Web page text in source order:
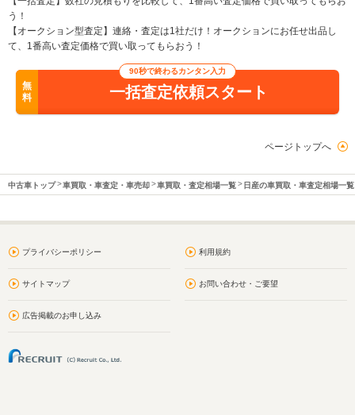
う！
【オークション型査定】連絡・査定は1社だけ！オークションにお任せ出品し
て、1番高い査定価格で買い取ってもらおう！
無
料
90秒で終わるカンタン入力
一括査定依頼スタート
ページトップへ
中古車トップ 車買取・車査定・車売却 車買取・査定相場一覧 日産の車買取・車査定相場一覧
プライバシーポリシー 利用規約
サイトマップ お問い合わせ・ご要望
広告掲載のお申し込み